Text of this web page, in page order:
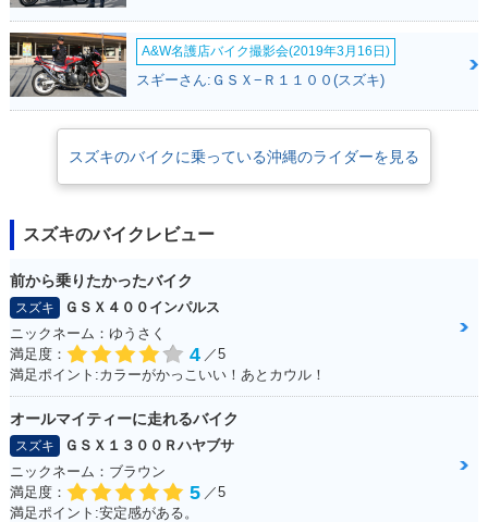
2004年 ST250 E-Ty
pe・追加
2004年 ST250・新
登場
A&W名護店バイク撮影会(2019年3月16日)
スギーさん:ＧＳＸ−Ｒ１１００(スズキ)
スズキのバイクに乗っている沖縄のライダーを見る
スズキのバイクレビュー
前から乗りたかったバイク
スズキ
ＧＳＸ４００インパルス
ニックネーム：ゆうさく
満足度：
4 ／5
満足ポイント:カラーがかっこいい！あとカウル！
オールマイティーに走れるバイク
スズキ
ＧＳＸ１３００Ｒハヤブサ
ニックネーム：ブラウン
満足度：
5 ／5
満足ポイント:安定感がある。